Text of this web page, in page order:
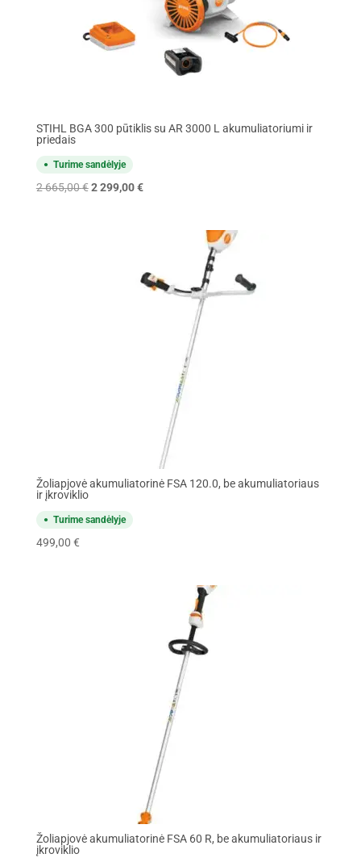
STIHL BGA 300 pūtiklis su AR 3000 L akumuliatoriumi ir
priedais
Turime sandėlyje
2 665,00€ Original
2 299,00€Current
Žoliapjovė akumuliatorinė FSA 120.0, be akumuliatoriaus
ir įkroviklio
Turime sandėlyje
499,00 €
Žoliapjovė akumuliatorinė FSA 60 R, be akumuliatoriaus ir
įkroviklio